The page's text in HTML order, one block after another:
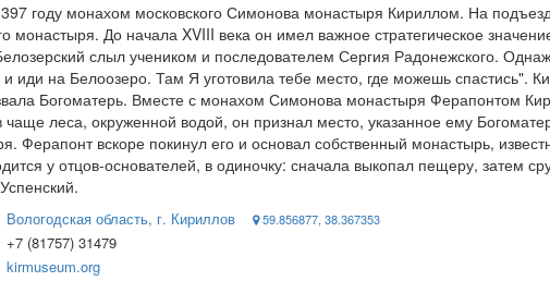
году монахом московского Симонова монастыря Кириллом. На
До начала XVIII века он имел важное стратегическое
слыл учеником и последователем Сергия Радонежского.
иди на Белоозеро. Там Я уготовила тебе место, где можешь спастись".
Богоматерь. Вместе с монахом Симонова монастыря Ферапонтом
чаще леса, окруженной водой, он признал место, указанное ему
Ферапонт вскоре покинул его и основал собственный монастырь,
у отцов-основателей, в одиночку: сначала выкопал пещеру, затем
Вологодская область, г. Кириллов 59.856877, 38.367353
+7 (81757) 31479
kirmuseum.org